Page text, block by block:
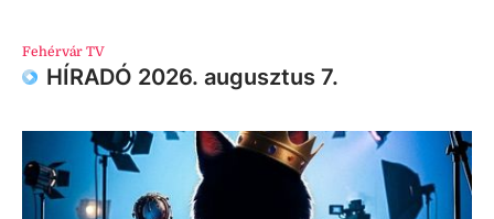
Fehérvár TV
HÍRADÓ 2026. augusztus 7.